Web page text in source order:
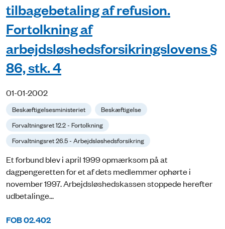
tilbagebetaling af refusion.
Fortolkning af
arbejdsløshedsforsikringslovens §
86, stk. 4
01-01-2002
Beskæftigelsesministeriet
Beskæftigelse
Forvaltningsret 12.2 - Fortolkning
Forvaltningsret 26.5 - Arbejdsløshedsforsikring
Et forbund blev i april 1999 opmærksom på at
dagpengeretten for et af dets medlemmer ophørte i
november 1997. Arbejdsløshedskassen stoppede herefter
udbetalinge...
FOB 02.402